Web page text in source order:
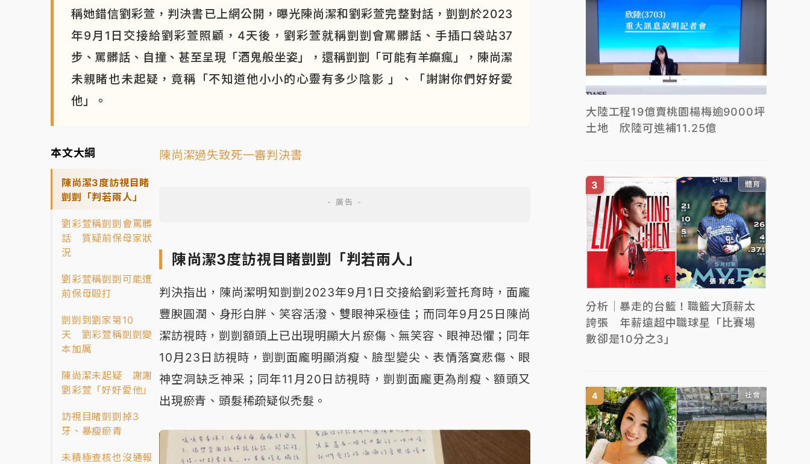
稱她錯信劉彩萱，判決書已上網公開，曝光陳尚潔和劉彩萱完整對話，剴剴於2023
年9月1日交接給劉彩萱照顧，4天後，劉彩萱就稱剴剴會罵髒話、手插口袋站37
步、罵髒話、自撞、甚至呈現「酒鬼般坐姿」，還稱剴剴「可能有羊癲瘋」，陳尚潔
未親睹也未起疑，竟稱「不知道他小小的心靈有多少陰影 」、「謝謝你們好好愛
他」。
本文大綱
陳尚潔3度訪視目睹
剴剴「判若兩人」
劉彩萱稱剴剴會罵髒
話 質疑前保母家狀
況
劉彩萱稱剴剴可能遭
前保母毆打
剴剴到劉家第10
天 劉彩萱稱剴剴變
本加厲
陳尚潔未起疑 謝謝
劉彩萱「好好愛他」
訪視目睹剴剴掉3
牙、暴瘦瘀青
未積極查核也沒通報
陳尚潔過失致死一審判決書
陳尚潔3度訪視目睹剴剴「判若兩人」
判決指出，陳尚潔明知剴剴2023年9月1日交接給劉彩萱托育時，面龐
豐腴圓潤、身形白胖、笑容活潑、雙眼神采極佳；而同年9月25日陳尚
潔訪視時，剴剴額頭上已出現明顯大片瘀傷、無笑容、眼神恐懼；同年
10月23日訪視時，剴剴面龐明顯消瘦、臉型變尖、表情落寞悲傷、眼
神空洞缺乏神采；同年11月20日訪視時，剴剴面龐更為削瘦、額頭又
出現瘀青、頭髮稀疏疑似禿髮。
大陸工程19億賣桃園楊梅逾9000坪
土地 欣陸可進補11.25億
體育
分析｜暴走的台籃！職籃大頂薪太
誇張 年薪遠超中職球星「比賽場
數卻是10分之3」
社會